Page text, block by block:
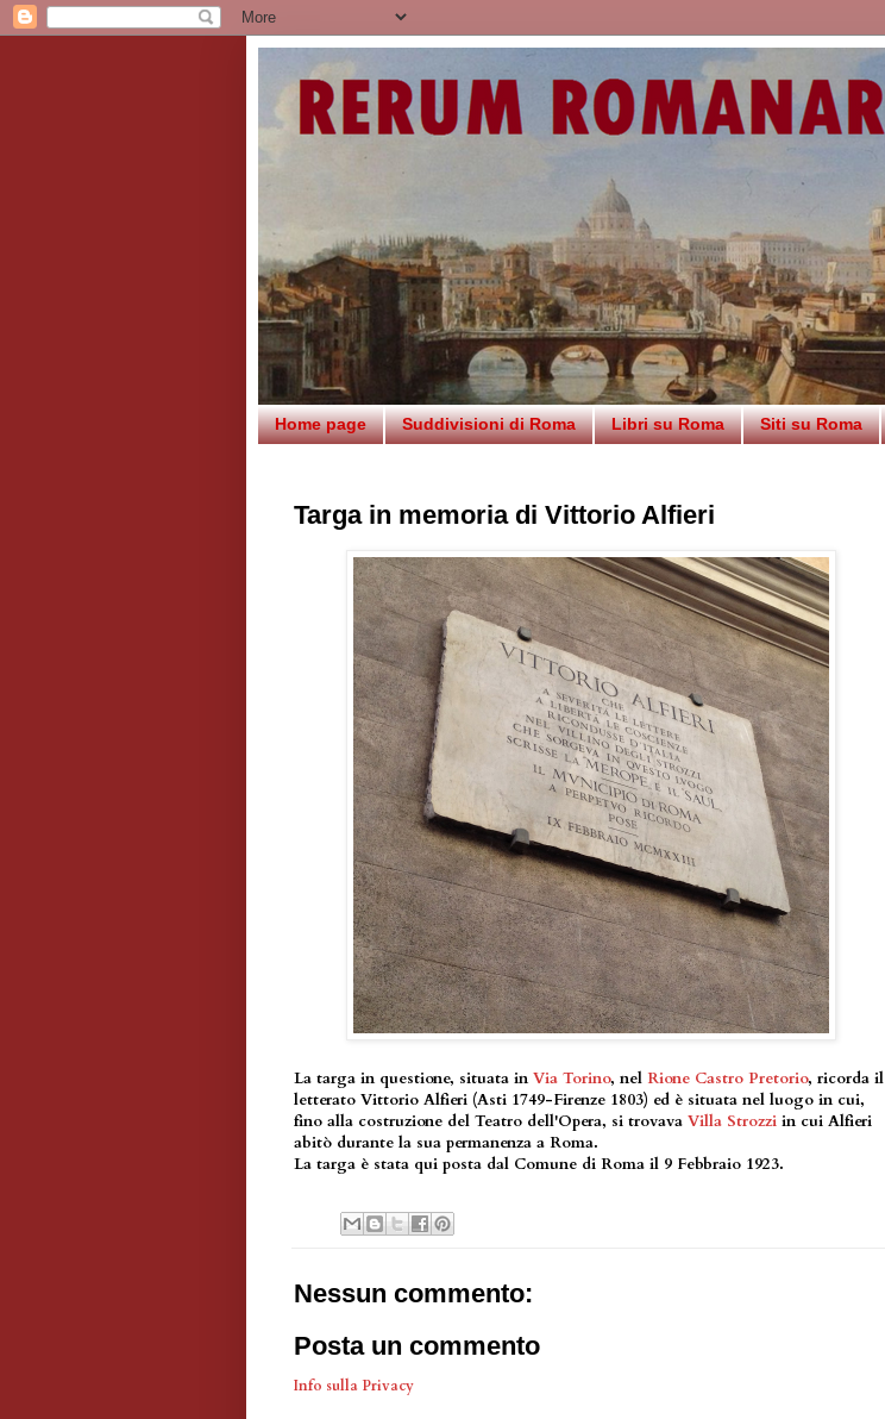
Home page Suddivisioni di Roma Libri su Roma Siti su Roma
Targa in memoria di Vittorio Alfieri
La targa in questione, situata in Via Torino, nel Rione Castro Pretorio, ricorda il
letterato Vittorio Alfieri (Asti 1749-Firenze 1803) ed è situata nel luogo in cui,
fino alla costruzione del Teatro dell'Opera, si trovava Villa Strozzi in cui Alfieri
abitò durante la sua permanenza a Roma.
La targa è stata qui posta dal Comune di Roma il 9 Febbraio 1923.
Nessun commento:
Posta un commento
Info sulla Privacy